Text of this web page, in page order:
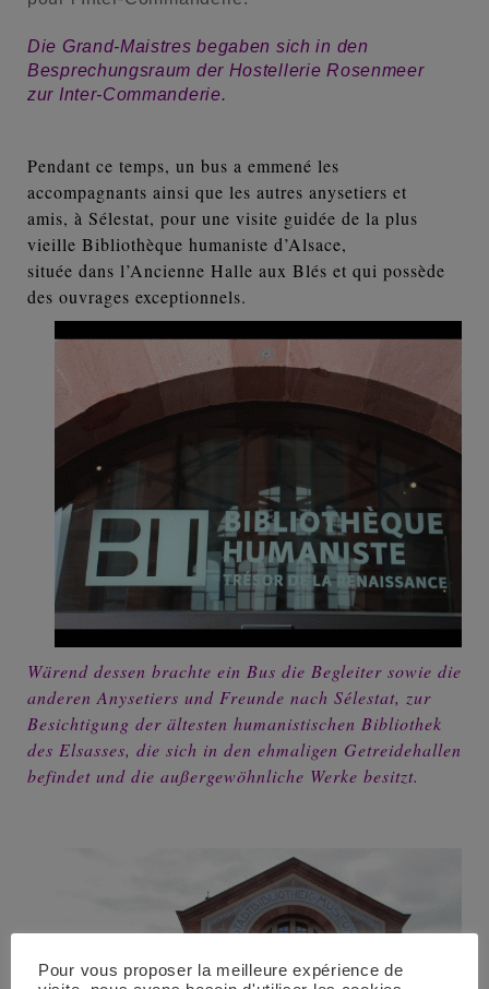
Die Grand-Maistres begaben sich in den
Besprechungsraum der Hostellerie Rosenmeer
zur Inter-Commanderie.
Pendant ce temps, un bus a emmené les
accompagnants ainsi que les autres anysetiers et
amis, à Sélestat, pour une visite guidée de la plus
vieille Bibliothèque humaniste d’Alsace,
située dans l’Ancienne Halle aux Blés et qui possède
des ouvrages exceptionnels.
Wärend dessen brachte ein Bus die Begleiter sowie die
anderen Anysetiers und Freunde nach Sélestat, zur
Besichtigung der ältesten humanistischen Bibliothek
des Elsasses, die sich in den ehmaligen Getreidehallen
befindet und die außergewöhnliche Werke besitzt.
Pour vous proposer la meilleure expérience de